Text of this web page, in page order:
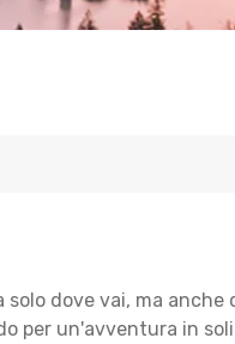
dove vai, ma
per un'avventura in